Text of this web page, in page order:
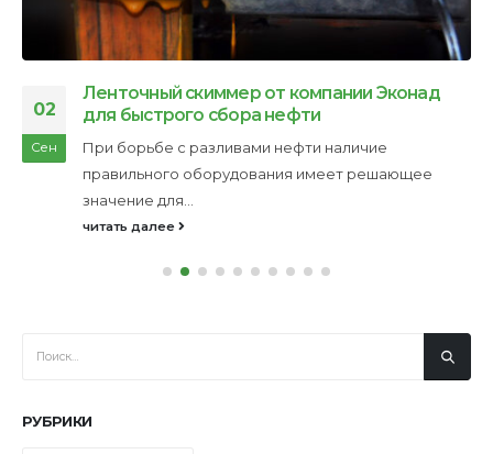
02
Сен
Ленточный скиммер от компании Эконад
для быстрого сбора нефти
При борьбе с разливами нефти наличие
правильного оборудования имеет решающее
значение для...
читать далее
РУБРИКИ